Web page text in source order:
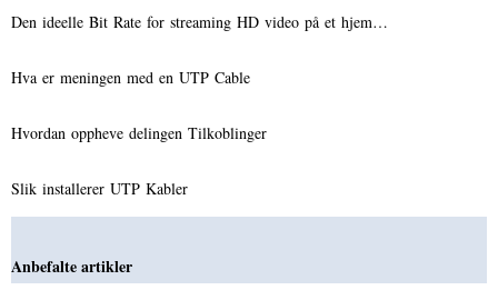
Den ideelle Bit Rate for streaming HD video på et hjem…
Hva er meningen med en UTP Cable
Hvordan oppheve delingen Tilkoblinger
Slik installerer UTP Kabler
Anbefalte artikler